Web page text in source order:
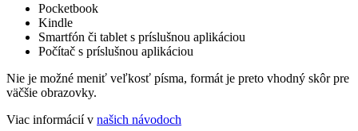
Pocketbook
Kindle
Smartfón či tablet s príslušnou aplikáciou
Počítač s príslušnou aplikáciou
Nie je možné meniť veľkosť písma, formát je preto vhodný skôr pre
väčšie obrazovky.
Viac informácií v našich návodoch